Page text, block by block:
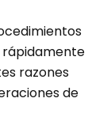
razones
de